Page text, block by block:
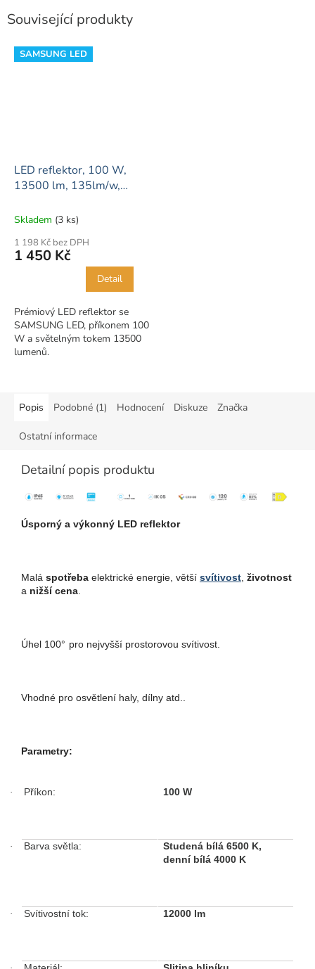
Související produkty
SAMSUNG LED
LED reflektor, 100 W,
13500 lm, 135lm/w,
Skladem (3 ks)
1 198 Kč bez DPH
1 450 Kč
Detail
Prémiový LED reflektor se
SAMSUNG LED, příkonem 100
W a světelným tokem 13500
lumenů.
Popis Podobné (1) Hodnocení Diskuze Značka
Ostatní informace
Detailní popis produktu
Úsporný a výkonný LED reflektor
Malá spotřeba elektrické energie, větší svítivost životnost
a nižší cena
Úhel 100° pro nejvyšší prostorovou svítivost.
Vhodné pro osvětlení haly, dílny atd..
Parametry:
· Příkon: 100 W
· Barva světla:
Studená bílá 6500 K,
denní bílá 4000 K
· Svítivostní tok: 12000 lm